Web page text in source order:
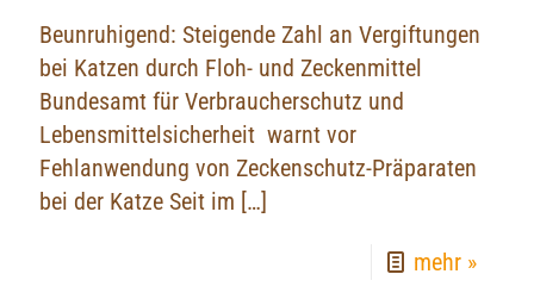
Beunruhigend: Steigende Zahl an Vergiftungen
bei Katzen durch Floh- und Zeckenmittel
Bundesamt für Verbraucherschutz und
Lebensmittelsicherheit warnt vor
Fehlanwendung von Zeckenschutz-Präparaten
bei der Katze Seit im […]
mehr »